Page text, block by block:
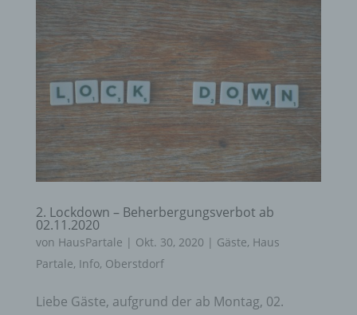
2. Lockdown – Beherbergungsverbot ab
02.11.2020
von HausPartale | Okt. 30, 2020 | Gäste, Haus
Partale, Info, Oberstdorf
Liebe Gäste, aufgrund der ab Montag, 02.